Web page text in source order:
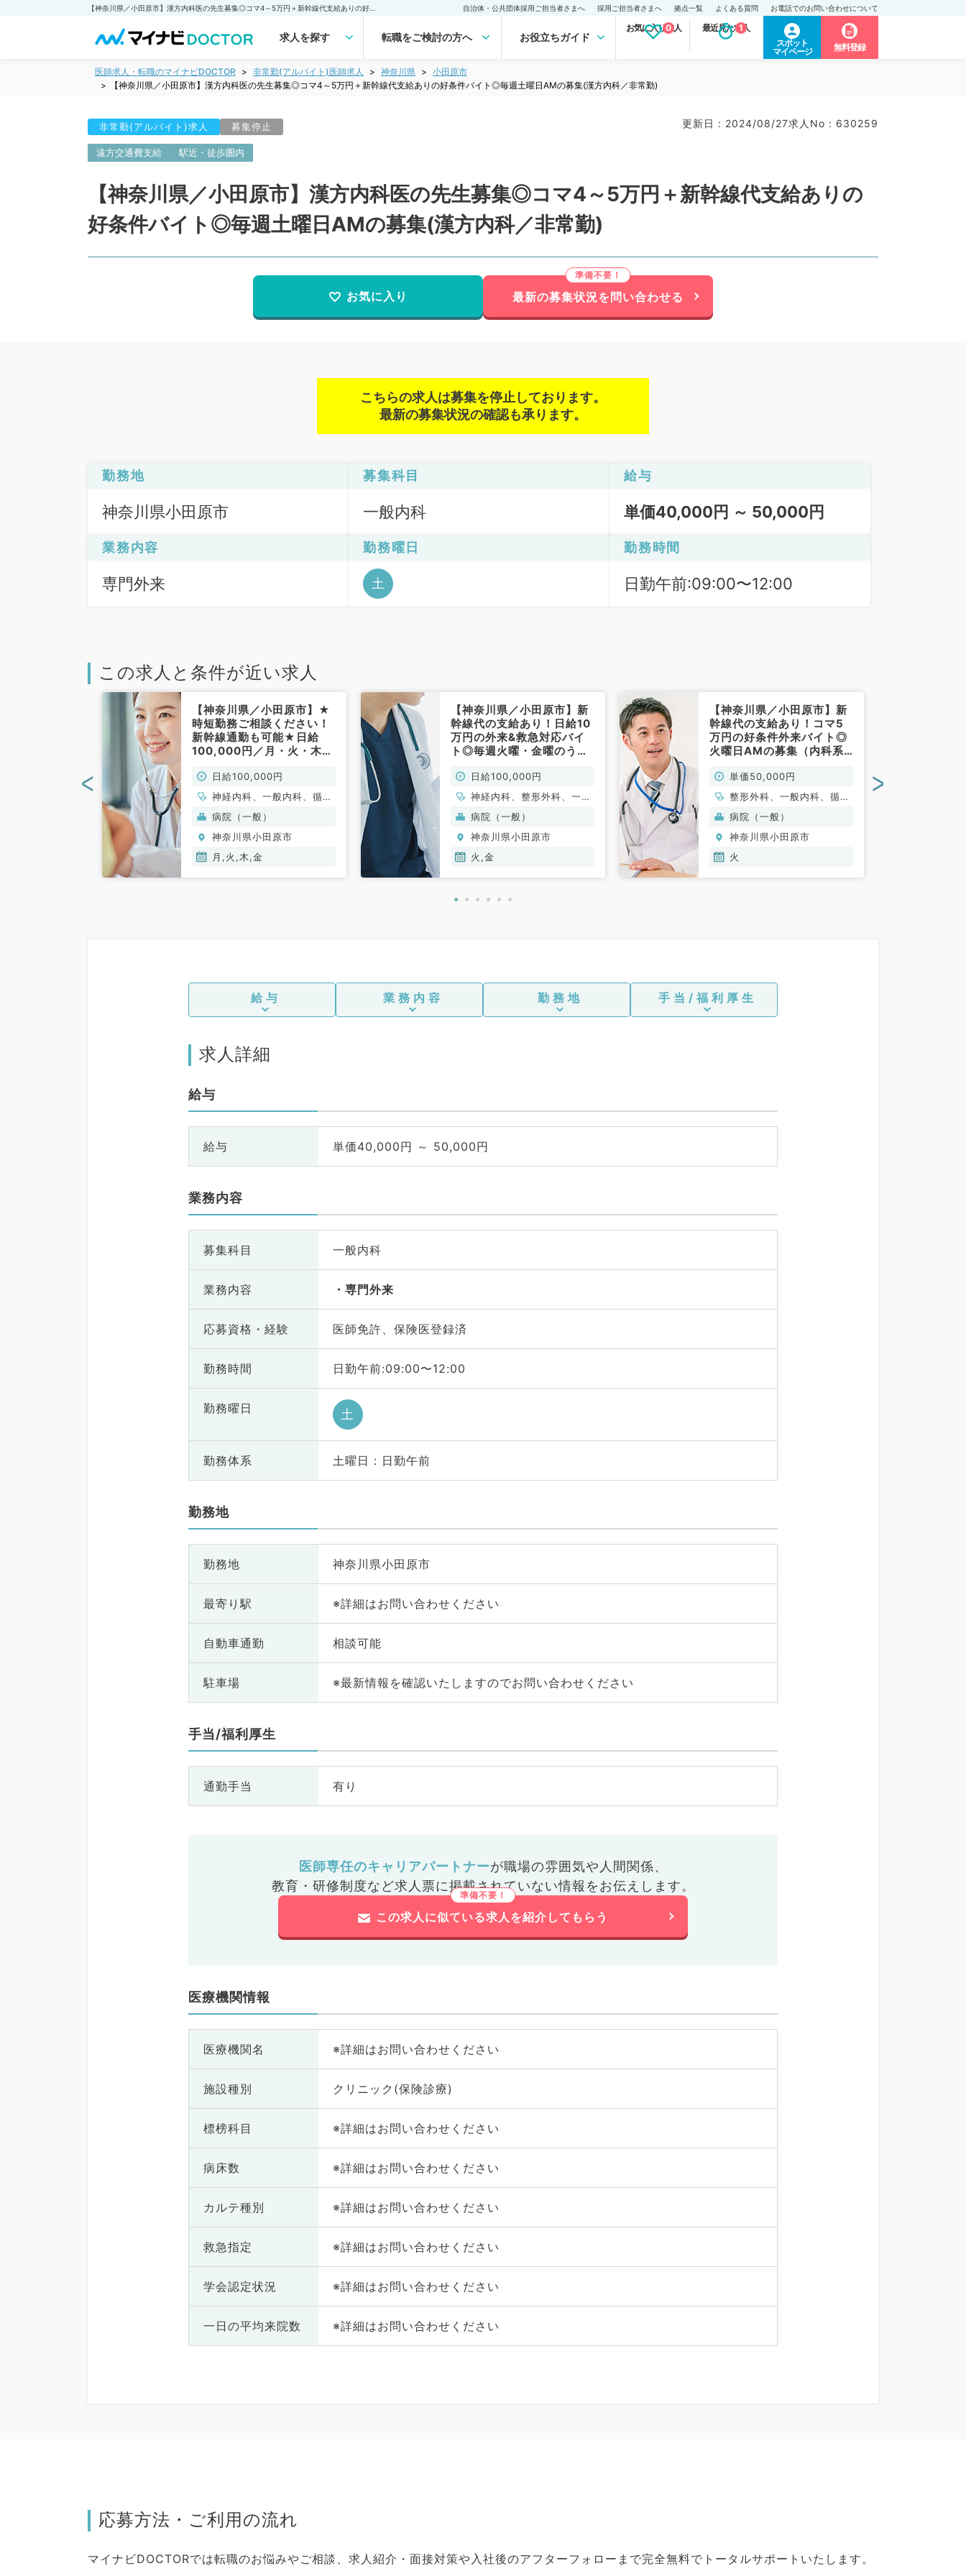
自治体・公共団体採用ご担当者さまへ 採用ご担当者さまへ 拠点一覧 よくある質問 お電話でのお問い合わせについて
求人を探す 転職をご検討の方へ お役立ちガイド
お気に入り求人
0 最近見た求人
1
スポット
マイページ
無料登録
医師求人・転職のマイナビDOCTOR 非常勤(アルバイト)医師求人 神奈川県
小田原市
【神奈川県／小田原市】漢方内科医の先生募集◎コマ4～5万円＋新幹線代支給ありの好条件バイト◎毎週土曜日AMの募集(漢方内科／非常勤)
非常勤(アルバイト)求人 募集停止 更新日 : 2024/08/27求人No : 630259
遠方交通費支給 駅近・徒歩圏内
【神奈川県／小田原市】漢方内科医の先生募集◎コマ4～5万円＋新幹線代支給ありの
好条件バイト◎毎週土曜日AMの募集(漢方内科／非常勤)
お気に入り 最新の募集状況を問い合わせる
こちらの求人は募集を停止しております。
最新の募集状況の確認も承ります。
勤務地
神奈川県小田原市
募集科目
一般内科
給与
単価40,000円 ～ 50,000円
業務内容
専門外来
勤務曜日
土
勤務時間
日勤午前:09:00〜12:00
この求人と条件が近い求人
【神奈川県／小田原市】★
時短勤務ご相談ください！
新幹線通勤も可能★日給
100,000円／月・火・木・
す◎（内科系／非常勤）
日給100,000円
神経内科、一般内科、循環
器内科、呼吸器内科、消化
器内科、内分泌・代謝内
科、腎臓内科、老年内科、
血液内科、膠原病科
病院（一般）
神奈川県小田原市
月,火,木,金
【神奈川県／小田原市】新
幹線代の支給あり！日給10
万円の外来&救急対応バイ
ト◎毎週火曜・金曜のうち1
／非常勤）
日給100,000円
神経内科、整形外科、一般
内科、循環器内科、呼吸器
内科、消化器内科、内分
泌・代謝内科、腎臓内科、
老年内科、血液内科
病院（一般）
神奈川県小田原市
火,金
【神奈川県／小田原市】新
幹線代の支給あり！コマ5
万円の好条件外来バイト◎
火曜日AMの募集（内科系
単価50,000円
整形外科、一般内科、循環
器内科、呼吸器内科、消化
器内科、内分泌・代謝内
科、腎臓内科
病院（一般）
神奈川県小田原市
火
< >
給与 業務内容 勤務地 手当/福利厚生
求人詳細
給与
給与 単価40,000円 ～ 50,000円
業務内容
募集科目 一般内科
業務内容 専門外来
応募資格・ 経験 医師免許、保険医登録済
勤務時間 日勤午前:09:00〜12:00
勤務曜日 土
勤務体系 土曜日 : 日勤午前
勤務地
勤務地 神奈川県小田原市
最寄り駅 ※詳細はお問い合わせください
自動車通勤 相談可能
駐車場 ※最新情報を確認いたしますのでお問い合わせください
手当/福利厚生
通勤手当 有り
医師専任のキャリアパートナーが職場の雰囲気や人間関係、
教育・研修制度など求人票に掲載されていない情報をお伝えします。
この求人に似ている求人を紹介してもらう
医療機関情報
医療機関名 ※詳細はお問い合わせください
施設種別 クリニック(保険診療)
標榜科目 ※詳細はお問い合わせください
病床数 ※詳細はお問い合わせください
カルテ種別 ※詳細はお問い合わせください
救急指定 ※詳細はお問い合わせください
学会認定状況 ※詳細はお問い合わせください
一日の平均来院数 ※詳細はお問い合わせください
応募方法・ご利用の流れ
マイナビDOCTORでは転職のお悩みやご相談、求人紹介・面接対策や入社後のアフターフォローまで完全無料でトータルサポートいたします。